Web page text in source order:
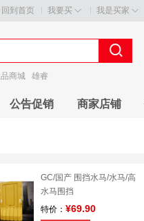
回到首页 我要买 我是买家
商城 雄睿
公告促销 商家店铺
GC/国产 围挡水马/水马/高
水马围挡
特价： ¥69.90